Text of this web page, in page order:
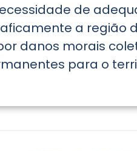
de
a região
danos morais
para o